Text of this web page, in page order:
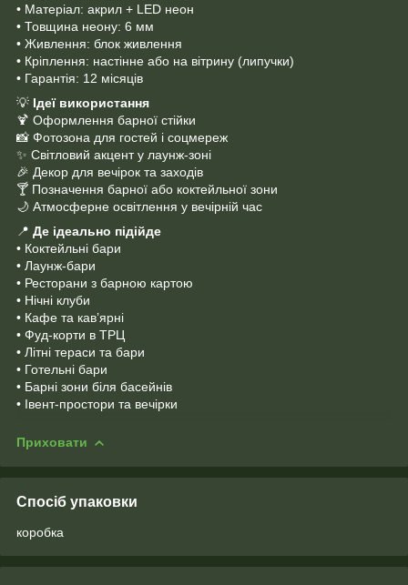
• Матеріал: акрил + LED неон
• Товщина неону: 6 мм
• Живлення: блок живлення
• Кріплення: настінне або на вітрину (липучки)
• Гарантія: 12 місяців
💡 Ідеї використання
🍹 Оформлення барної стійки
📸 Фотозона для гостей і соцмереж
✨ Світловий акцент у лаунж-зоні
🎉 Декор для вечірок та заходів
🍸 Позначення барної або коктейльної зони
🌙 Атмосферне освітлення у вечірній час
📍 Де ідеально підійде
• Коктейльні бари
• Лаунж-бари
• Ресторани з барною картою
• Нічні клуби
• Кафе та кав’ярні
• Фуд-корти в ТРЦ
• Літні тераси та бари
• Готельні бари
• Барні зони біля басейнів
• Івент-простори та вечірки
Приховати
Спосіб упаковки
коробка